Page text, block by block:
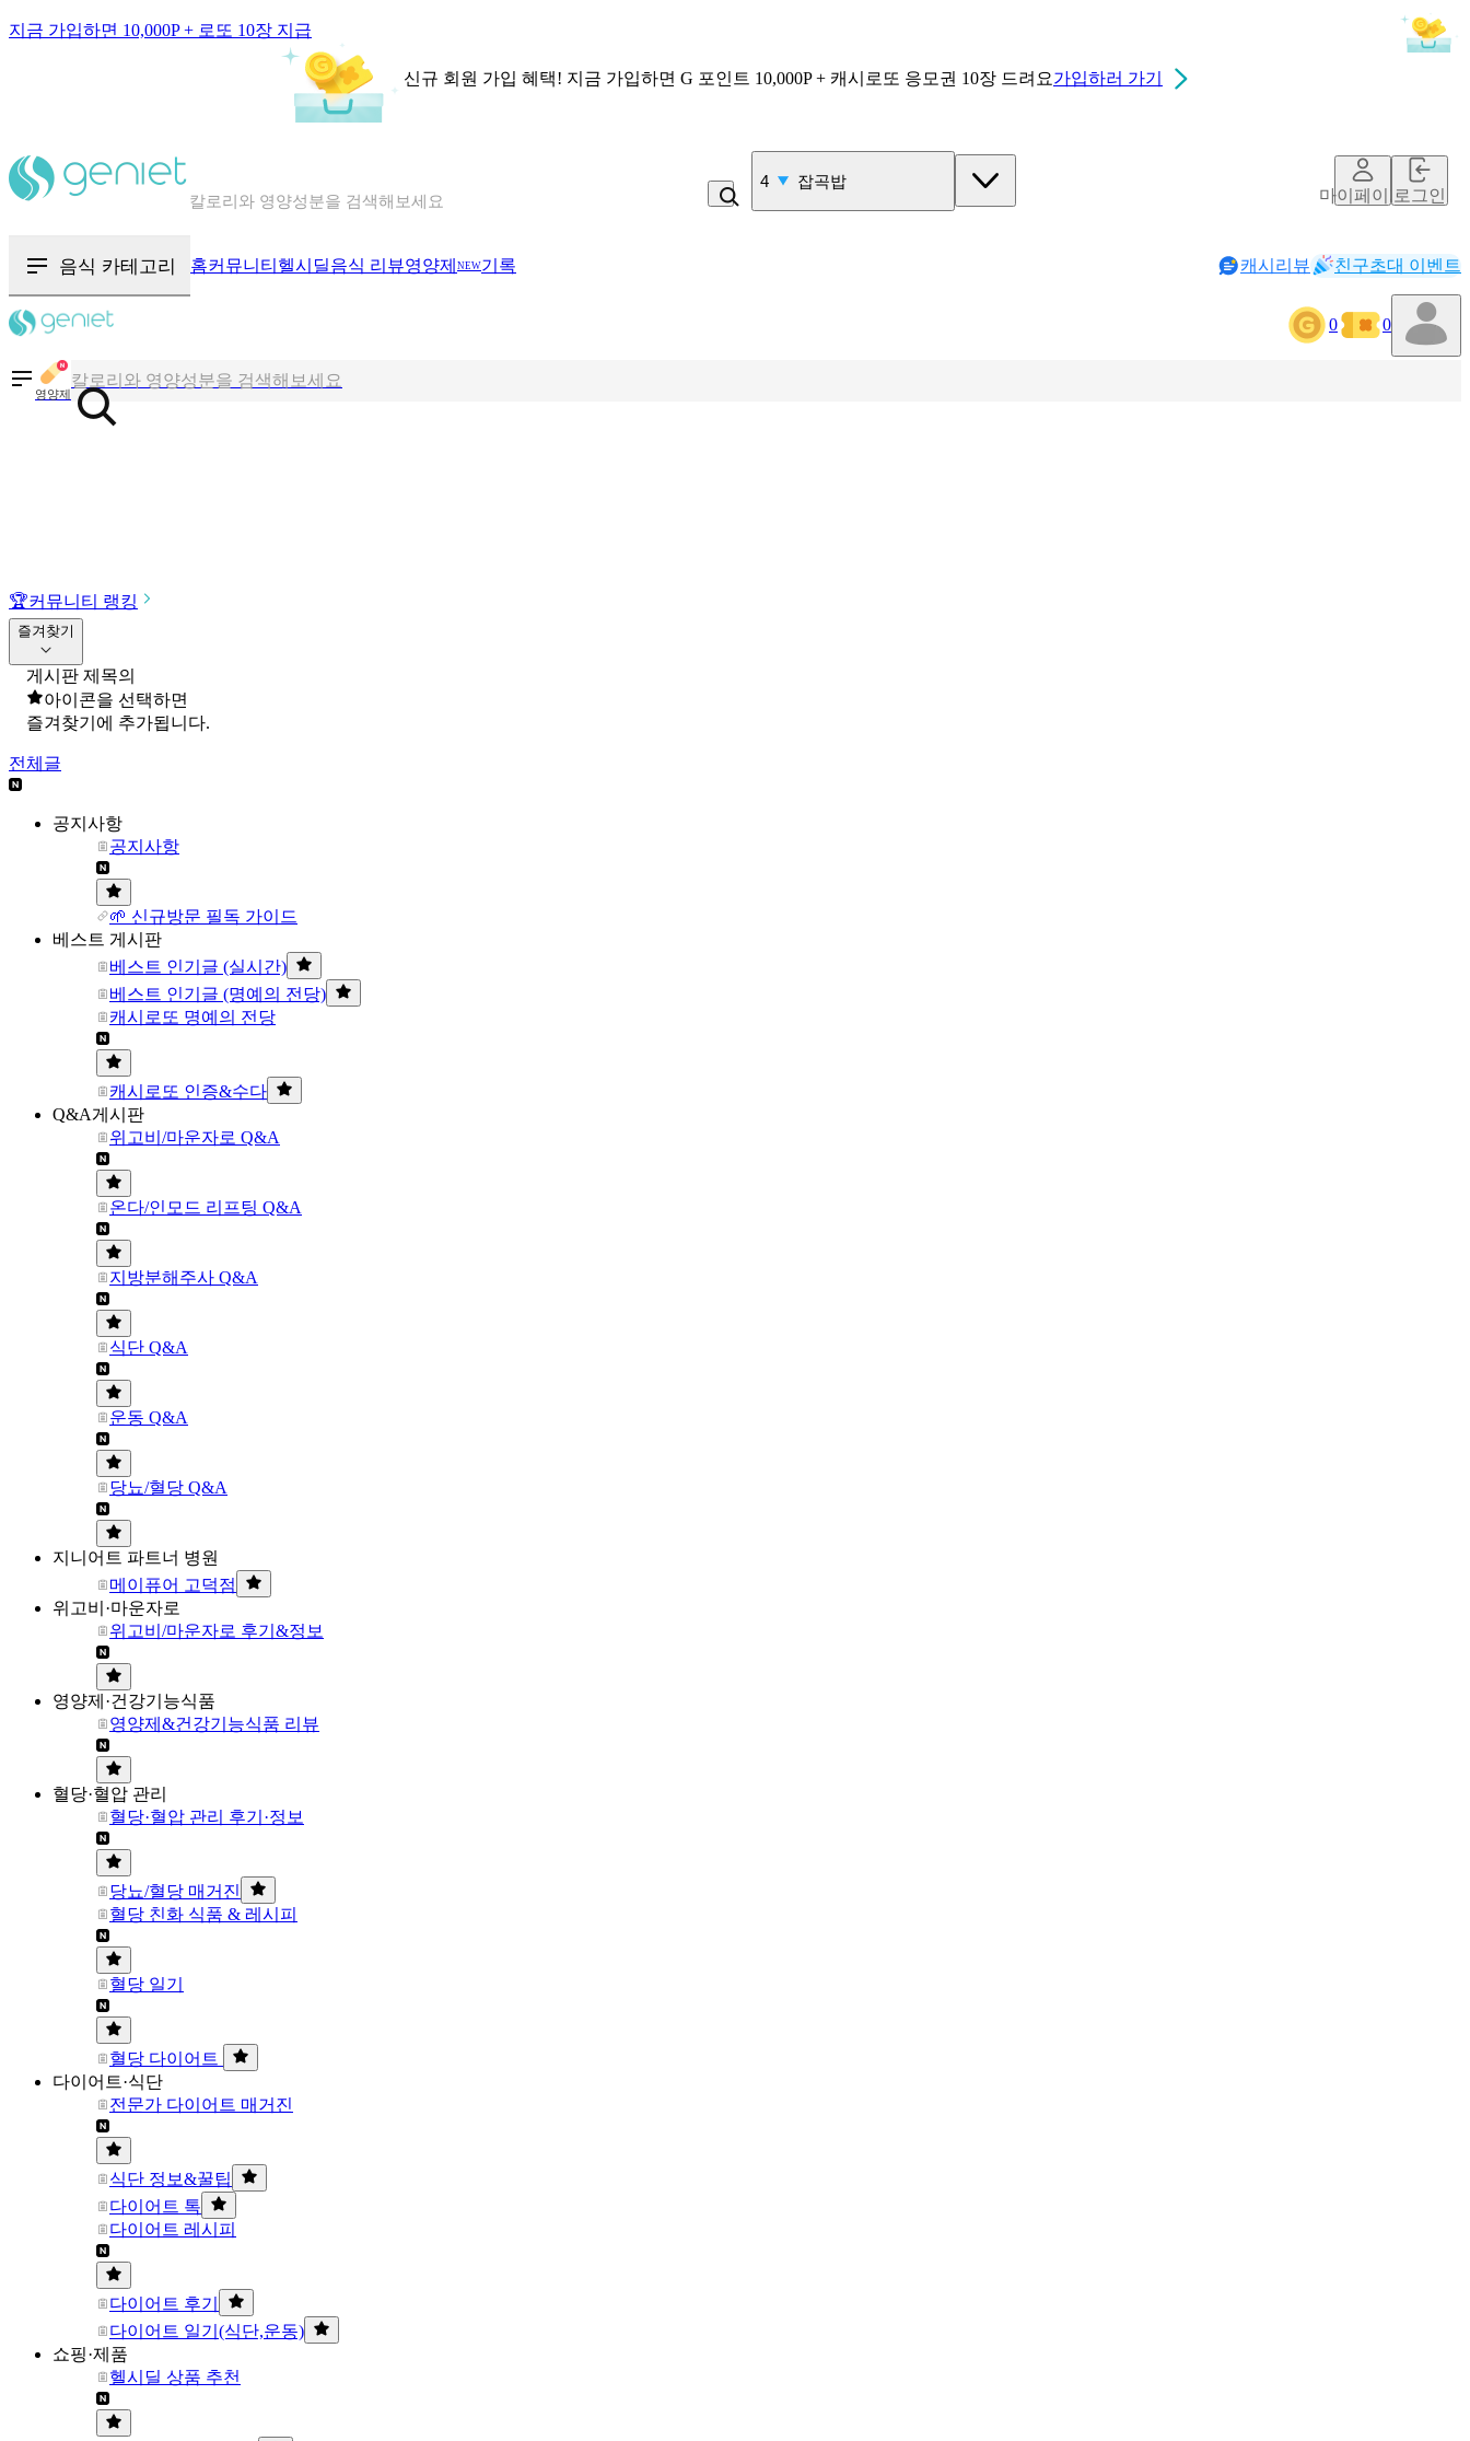
지금 가입하면 10,000P + 로또 10장 지급
신규 회원 가입 혜택! 지금 가입하면 G 포인트 10,000P + 캐시로또 응모권 10장 드려요가입하러 가기
혈당 · 다이어트 음식 검색해보세요
4 잡곡밥
마이페이지로그인
음식 카테고리 홈커뮤니티 헬시딜음식 리뷰영양제 NEW기록 캐시리뷰 친구초대 이벤트
0 0
영양제
혈당 · 다이어트 음식 검색해보세요
음식 · 영양제 리뷰를 찾아보세요
🏆커뮤니티 랭킹
즐겨찾기
게시판 제목의
아이콘을 선택하면
즐겨찾기에 추가됩니다.
전체글
공지사항
공지사항
🌱 신규방문 필독 가이드
베스트 게시판
베스트 인기글 (실시간)
베스트 인기글 (명예의 전당)
캐시로또 명예의 전당
캐시로또 인증&수다
Q&A게시판
위고비/마운자로 Q&A
온다/인모드 리프팅 Q&A
지방분해주사 Q&A
식단 Q&A
운동 Q&A
당뇨/혈당 Q&A
지니어트 파트너 병원
메이퓨어 고덕점
위고비·마운자로
위고비/마운자로 후기&정보
영양제·건강기능식품
영양제&건강기능식품 리뷰
혈당·혈압 관리
혈당·혈압 관리 후기·정보
당뇨/혈당 매거진
혈당 친화 식품 & 레시피
혈당 일기
혈당 다이어트
다이어트·식단
전문가 다이어트 매거진
식단 정보&꿀팁
다이어트 톡
다이어트 레시피
다이어트 후기
다이어트 일기(식단,운동)
쇼핑·제품
헬시딜 상품 추천